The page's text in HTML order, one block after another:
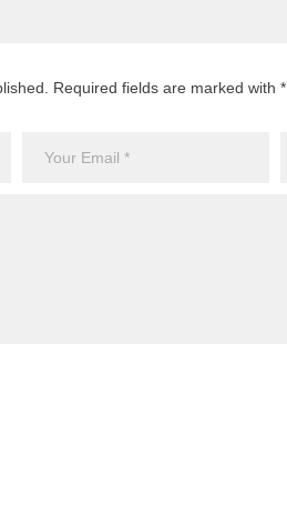
Required fields are marked with *